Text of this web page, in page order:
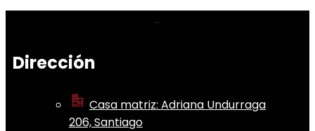
Dirección
Casa matriz: Adriana Undurraga
206, Santiago